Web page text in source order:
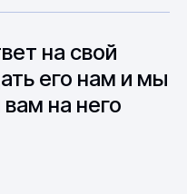
и
на свой
его нам и мы
на него